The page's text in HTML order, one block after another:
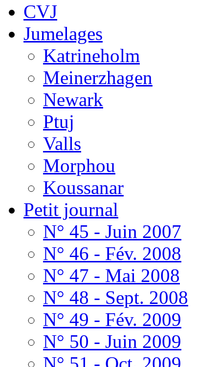
CVJ
Jumelages
Katrineholm
Meinerzhagen
Newark
Ptuj
Valls
Morphou
Koussanar
Petit journal
N° 45 - Juin 2007
N° 46 - Fév. 2008
N° 47 - Mai 2008
N° 48 - Sept. 2008
N° 49 - Fév. 2009
N° 50 - Juin 2009